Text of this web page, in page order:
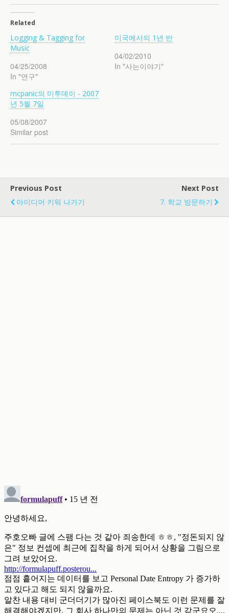
Related
Logging & Tagging for
Music
04/25/2008
In "연구"
미국에서의 1년 반
04/02/2010
In "사는이야기"
mcpanic의 미투데이 - 2007
년 5월 7일
05/08/2007
Similar post
Previous Post
아이디어 키워 나가기
Next Post
7. 학교 방문하기